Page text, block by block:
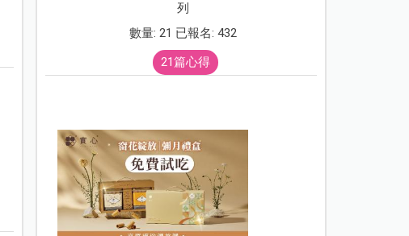
列
數量: 21 已報名: 432
21篇心得